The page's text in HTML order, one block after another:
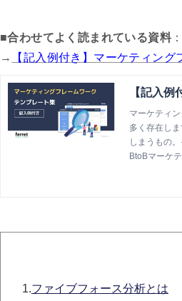
■合わせてよく読まれている資料
→
【記入例付き】マーケティン
【記入
マーケティ
多く存在し
しまうもの
ート化。各
BtoBマーケ
1.ファイブフォース分析とは